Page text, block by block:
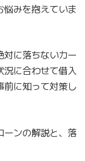
悩みを抱えていま
に落ちないカー
況に合わせて借入
前に知って対策し
ーンの解説と、落